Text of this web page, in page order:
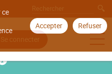
ce
Accepter Refuser
Se connecter